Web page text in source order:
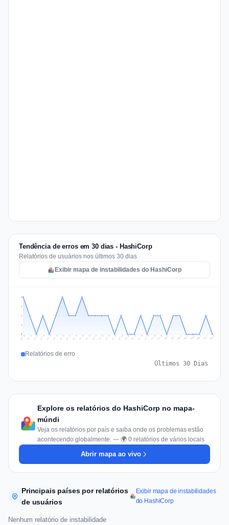
Tendência de erros em 30 dias - HashiCorp
Relatórios de usuários nos últimos 30 dias
Exibir mapa de instabilidades do HashiCorp
1
1
2
2
Jul 10 Jul 11 Jul 12 Jul 13 Jul 14 Jul 15 Jul 16 Jul 17 Jul 18 Jul 19 Jul 20 Jul 21 Jul 22 Jul 23 Jul 24 Jul 25 Jul 26 Jul 27 Jul 28 Jul 29 Jul 30 Jul 31 Aug 1 Aug 2 Aug 3 Aug 4 Aug 5 Aug 6 Aug 7 Aug 8
Relatórios de erro
Últimos 30 Dias
Explore os relatórios do HashiCorp no mapa-
múndi
Veja os relatórios por país e saiba onde os problemas estão
acontecendo globalmente. — 🌍 0 relatórios de vários locais
Abrir mapa ao vivo
Principais países por relatórios
de usuários
Exibir mapa de instabilidades
do HashiCorp
Nenhum relatório de instabilidade